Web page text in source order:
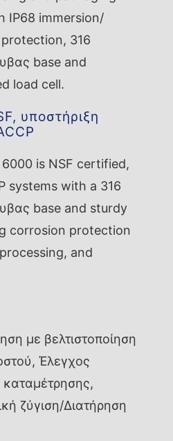
IP68 immersion/
316
base and
load cell.
υποστήριξη
is NSF certified,
systems with a 316
base and sturdy
corrosion protection
and
με βελτιστοποίηση
Έλεγχος
καταμέτρησης,
ζύγιση/Διατήρηση